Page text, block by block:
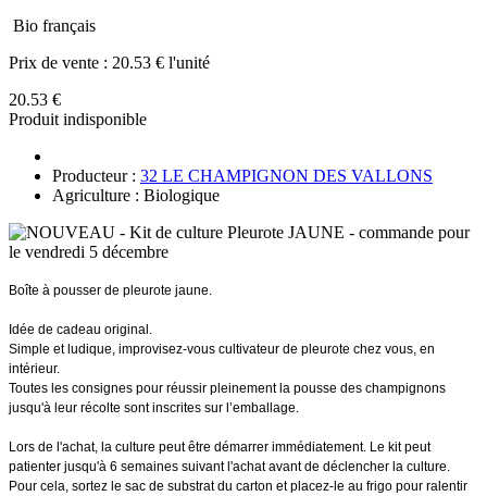
Bio français
Prix de vente : 20.53 € l'unité
20.53 €
Produit indisponible
Producteur : 32 LE CHAMPIGNON DES VALLONS
Agriculture : Biologique
Boîte à pousser de pleurote jaune.
Idée de cadeau original.
Simple et ludique, improvisez-vous cultivateur de pleurote chez vous, en
intérieur.
Toutes les consignes pour réussir pleinement la pousse des champignons
jusqu'à leur récolte sont inscrites sur l’emballage.
Lors de l'achat, la culture peut être démarrer immédiatement. Le kit peut
patienter jusqu'à 6 semaines suivant l'achat avant de déclencher la culture.
Pour cela, sortez le sac de substrat du carton et placez-le au frigo pour ralentir